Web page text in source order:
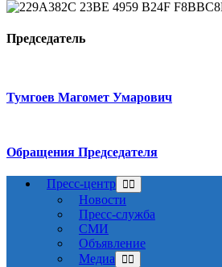
Председатель
Тумгоев Магомет Умарович
Обращения Председателя
Пресс-центр
Новости
Пресс-служба
СМИ
Объявление
Медиа